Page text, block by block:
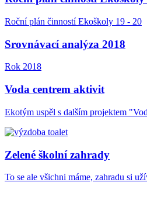
Roční plán činností Ekoškoly 19 - 20
Srovnávací analýza 2018
Rok 2018
Voda centrem aktivit
Ekotým uspěl s dalším projektem
Zelené školní zahrady
To se ale všichni máme, zahradu si